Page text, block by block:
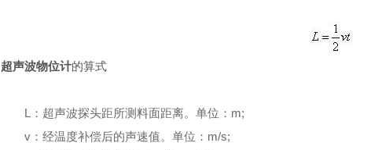
超声波物位计的算式
L：超声波探头距所测料面距离。单位：m;
v：经温度补偿后的声速值。单位：m/s;